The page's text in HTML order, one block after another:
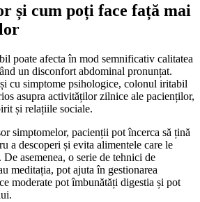
și cum poți face față mai
poate afecta în mod semnificativ calitatea
un disconfort abdominal pronunțat.
cu simptome psihologice, colonul iritabil
asupra activităților zilnice ale pacienților,
și relațiile sociale.
simptomelor, pacienții pot încerca să țină
a descoperi și evita alimentele care le
asemenea, o serie de tehnici de
meditația, pot ajuta în gestionarea
moderate pot îmbunătăți digestia și pot